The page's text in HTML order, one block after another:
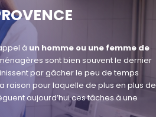
à un homme ou une femme de
sont bien souvent le dernier
par gâcher le peu de temps
raison pour laquelle de plus en plus de
aujourd’hui ces tâches à une